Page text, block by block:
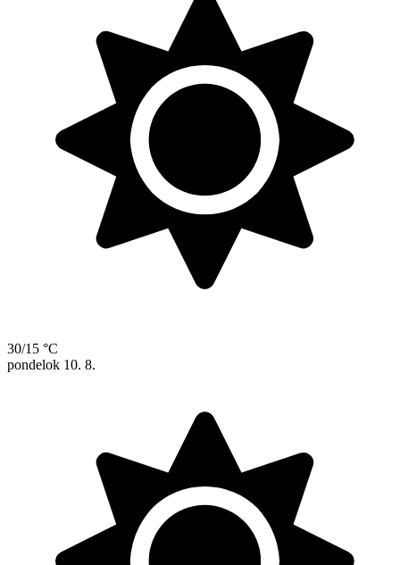
30/15 °C
pondelok 10. 8.